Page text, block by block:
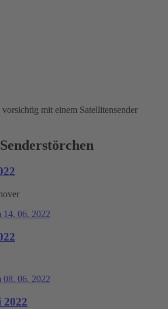
14. 06. 2022
08. 06. 2022